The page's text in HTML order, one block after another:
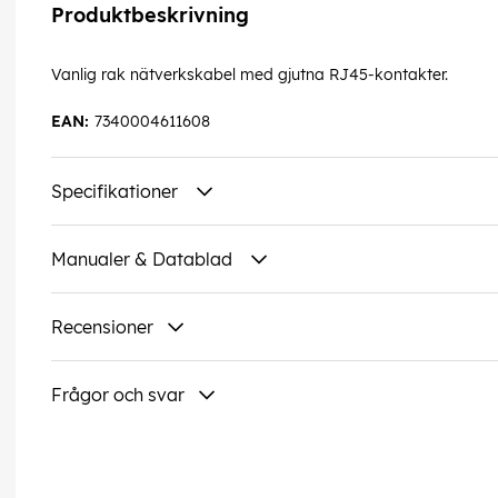
Produktbeskrivning
Vanlig rak nätverkskabel med gjutna RJ45-kontakter.
7340004611608
EAN:
Specifikationer
Manualer & Datablad
Recensioner
Frågor och svar